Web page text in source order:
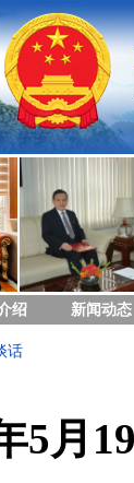
绍 新闻动态
话
5月